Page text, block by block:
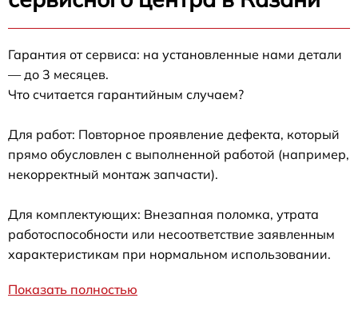
Гарантия от сервиса: на установленные нами детали
— до 3 месяцев.
Что считается гарантийным случаем?
Для работ: Повторное проявление дефекта, который
прямо обусловлен с выполненной работой (например,
некорректный монтаж запчасти).
Для комплектующих: Внезапная поломка, утрата
работоспособности или несоответствие заявленным
характеристикам при нормальном использовании.
Показать полностью